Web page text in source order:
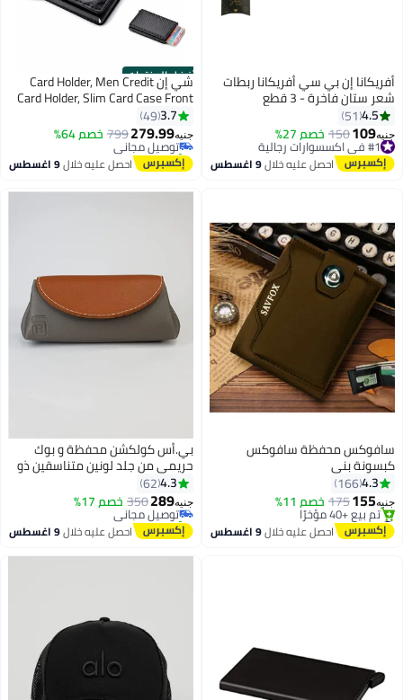
أفريكانا إن بي سي أفريكانا ربطات
شعر ستان فاخرة - 3 قطع
4.5
51
جنيه109
150 خصم 27% #1 في اكسسوارات رجالية
توصيل مجاني
#1 في اكسسوارات رجالية احصل عليه خلال9 اغسطس
أفضل المنتجات
2
شي إن Card Holder, Men Credit
Card Holder, Slim Card Case Front
Pocket Anti-theft-RFID Auto Pop
up Travel Thin Wallets for Men,
Carbon Fiber Black( Hold 12-14
Cards), Minimalist
3.7
49
جنيه279.99
799 خصم 64%
#1 في محافظ رجالية
أقل سعر في 30 يوم
توصيل مجاني
تم بيع +70 مؤخرًا
#1 في محافظ رجالية احصل عليه خلال9 اغسطس
5
سافوكس محفظة سافوكس
كبسونة بني
4.3
166
جنيه155
175 خصم 11%
#3 في محافظ رجالية
توصيل مجاني
تم بيع +40 مؤخرًا
احصل عليه خلال9 اغسطس
بي.أس كولكشن محفظة و بوك
حريمي من جلد لونين متناسقين ذو
سعة كبيرة ومتعددة الجيوب رمادي
من B.S COLLECTION
4.3
62
جنيه289
350 خصم 17%توصيل مجاني
تم بيع +50 مؤخرًا
توصيل مجانياحصل عليه خلال9 اغسطس